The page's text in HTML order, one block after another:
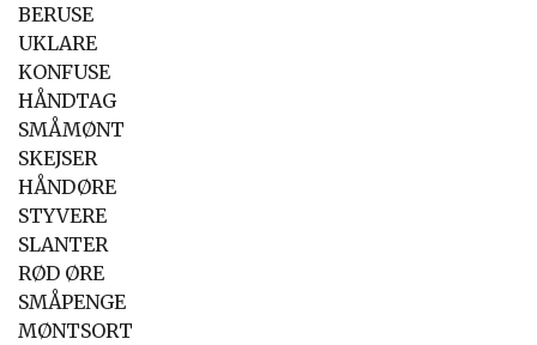
BERUSE
UKLARE
KONFUSE
HÅNDTAG
SMÅMØNT
SKEJSER
HÅNDØRE
STYVERE
SLANTER
RØD ØRE
SMÅPENGE
MØNTSORT